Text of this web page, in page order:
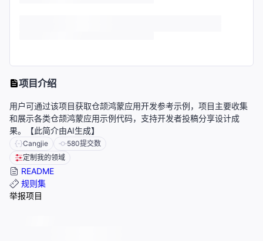
项目介绍
用户可通过该项目获取仓颉鸿蒙应用开发参考示例，项目主要收集
和展示各类仓颉鸿蒙应用示例代码，支持开发者投稿分享设计成
果。【此简介由AI生成】
Cangjie 580提交数
定制我的领域
README
规则集
举报项目